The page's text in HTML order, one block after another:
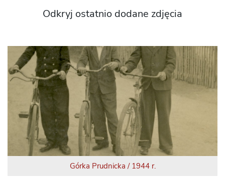
Odkryj ostatnio dodane zdjęcia
Górka Prudnicka / 1944 r.